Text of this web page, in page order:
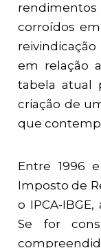
corroídos
em relação
tabela atual
criação de
que
Entre 1996
Imposto de
o IPCA-
Se for